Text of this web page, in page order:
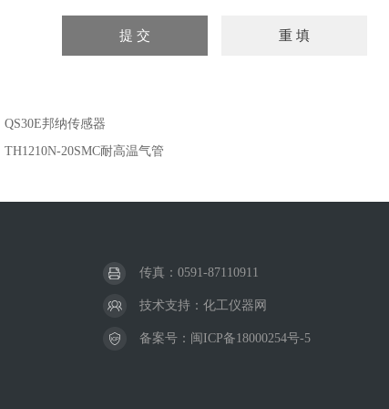
QS30E邦纳传感器
TH1210N-20SMC耐高温气管
传真：0591-87110911
技术支持： 化工仪器网
备案号： 闽ICP备18000254号-5